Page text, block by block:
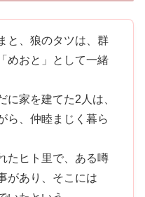
と、狼のタツは、群
めおと」として一緒
に家を建てた2人は、
ら、仲睦まじく暮ら
たヒト里で、ある噂
があり、そこには